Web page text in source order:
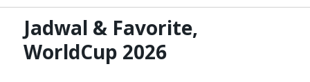
Jadwal & Favorite,
WorldCup 2026